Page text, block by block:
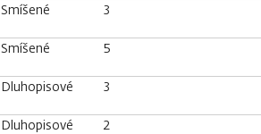
Smíšené 3
Smíšené 5
Dluhopisové 3
Dluhopisové 2